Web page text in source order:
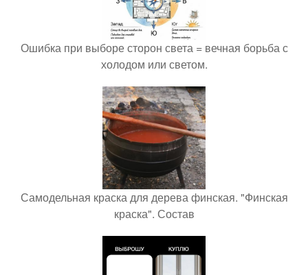
Ошибка при выборе сторон света = вечная борьба с
холодом или светом.
Самодельная краска для дерева финская. "Финская
краска". Состав